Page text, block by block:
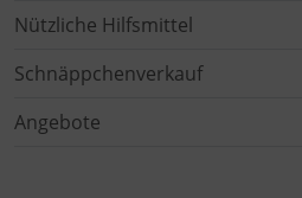
Nützliche Hilfsmittel
Schnäppchenverkauf
Angebote